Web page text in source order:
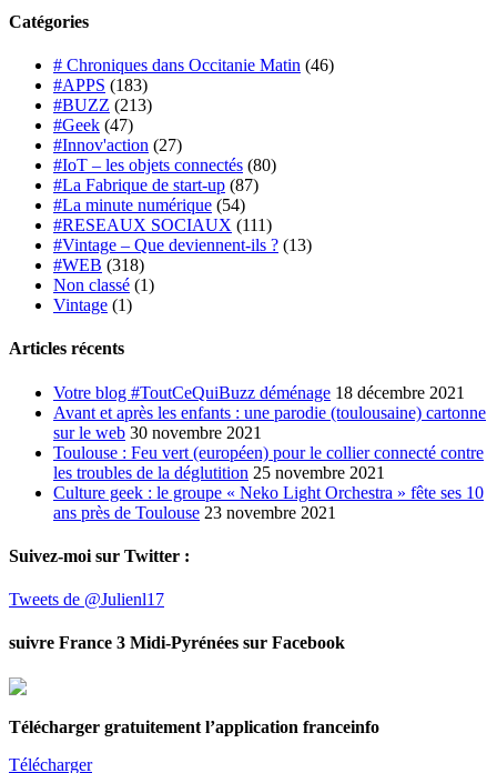
Catégories
# Chroniques dans Occitanie Matin (46)
#APPS (183)
#BUZZ (213)
#Geek (47)
#Innov'action (27)
#IoT – les objets connectés (80)
#La Fabrique de start-up (87)
#La minute numérique (54)
#RESEAUX SOCIAUX (111)
#Vintage – Que deviennent-ils ? (13)
#WEB (318)
Non classé (1)
Vintage (1)
Articles récents
Votre blog #ToutCeQuiBuzz déménage 18 décembre 2021
Avant et après les enfants : une parodie (toulousaine) cartonne
sur le web 30 novembre 2021
Toulouse : Feu vert (européen) pour le collier connecté contre
les troubles de la déglutition 25 novembre 2021
Culture geek : le groupe « Neko Light Orchestra » fête ses 10
ans près de Toulouse 23 novembre 2021
Suivez-moi sur Twitter :
Tweets de @Julienl17
suivre France 3 Midi-Pyrénées sur Facebook
Télécharger gratuitement l’application franceinfo
Télécharger